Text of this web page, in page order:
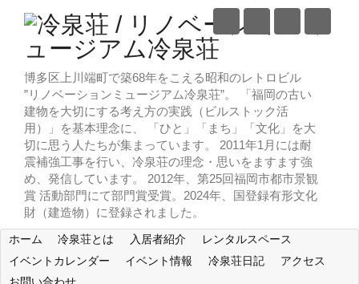
博多区上川端町で築68年をこえる昭和のレトロビル
”リノベーションミュージアム冷泉荘”。 「福岡の古い
建物を大切にする考え方の実践（ビルストック活
用）」を基本理念に、 「ひと」「まち」「文化」を大
切に思う人たちが集まっています。 2011年1月には耐
震補強工事を行い、冷泉荘の理念・思いをますます強
め、発信しています。 2012年、第25回福岡市都市景観
賞 活動部門にて部門賞受賞。2024年、国登録有形文化
財（建造物）に登録されました。
ホーム 冷泉荘とは 入居者紹介
レンタルスペース
イベントカレンダー
イベント情報 冷泉荘日記
アクセス